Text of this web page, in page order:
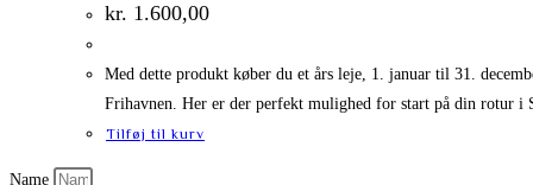
kr. 1.600,00
Med dette produkt køber du et års leje, 1. januar til 31.
Frihavnen. Her er der perfekt mulighed for start på din rotur i
Tilføj til kurv
Name